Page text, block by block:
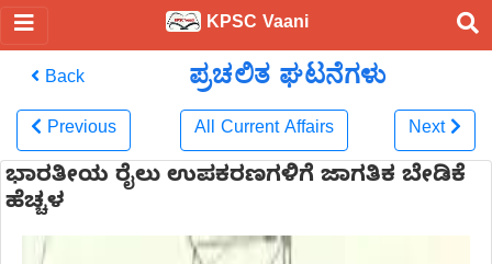
KPSC Vaani
Back ಪ್ರಚಲಿತ ಘಟನೆಗಳು
Previous All Current Affairs Next
ಭಾರತೀಯ ರೈಲು ಉಪಕರಣಗಳಿಗೆ ಜಾಗತಿಕ ಬೇಡಿಕೆ
ಹೆಚ್ಚಳ